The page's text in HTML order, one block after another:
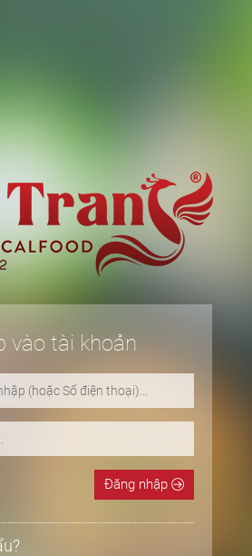
vào tài khoản
Đăng nhập